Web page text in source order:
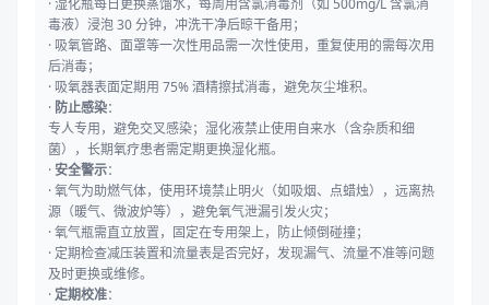
毒液）浸泡 30 分钟，冲洗干净后晾干备用；
· 吸氧管路、面罩等一次性用品需一次性使用，重复使用的需每次用
后消毒；
· 吸氧器表面定期用 75% 酒精擦拭消毒，避免灰尘堆积。
· 防止感染：
专人专用，避免交叉感染；湿化液禁止使用自来水（含杂质和细
菌），长期氧疗患者需定期更换湿化瓶。
·安全警示：
· 氧气为助燃气体，使用环境禁止明火（如吸烟、点蜡烛），远离热
源（暖气、微波炉等），避免氧气泄漏引发火灾；
· 氧气瓶需直立放置，固定在专用架上，防止倾倒碰撞；
· 定期检查减压装置和流量表是否完好，发现漏气、流量不准等问题
及时更换或维修。
· 定期校准：